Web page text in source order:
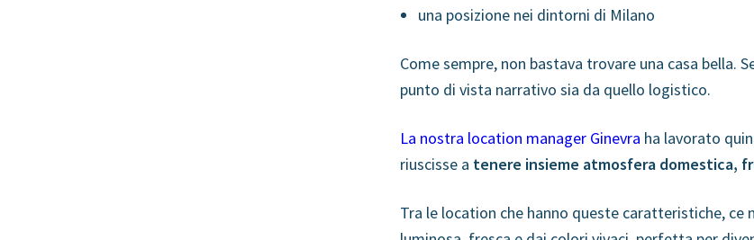
una posizione nei dintorni di Milano
Come sempre, non bastava trovare una casa bella.
punto di vista narrativo sia da quello logistico.
La nostra location manager Ginevra ha lavorato
riuscisse a tenere insieme atmosfera domestica,
Tra le location che hanno queste caratteristiche, ce